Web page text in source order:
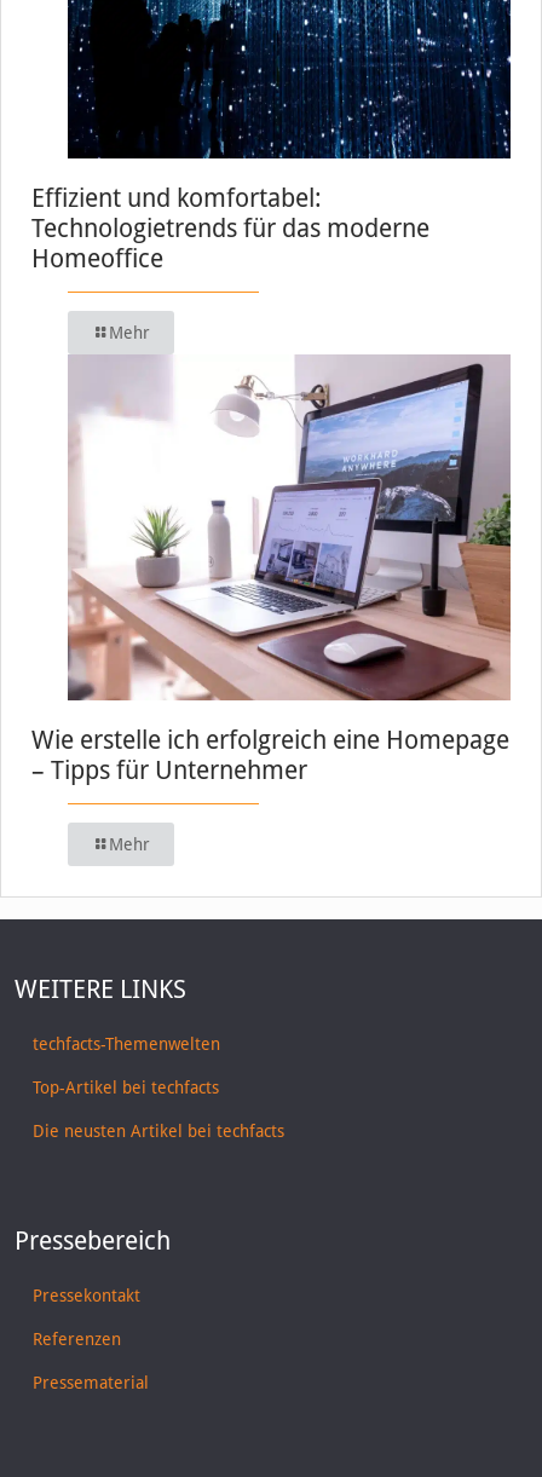
Effizient und komfortabel:
Technologietrends für das moderne
Homeoffice
Mehr
Wie erstelle ich erfolgreich eine Homepage
– Tipps für Unternehmer
Mehr
WEITERE LINKS
techfacts-Themenwelten
Top-Artikel bei techfacts
Die neusten Artikel bei techfacts
Pressebereich
Pressekontakt
Referenzen
Pressematerial